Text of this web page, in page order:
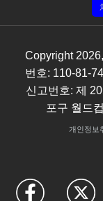
Copyright 2026
번호: 110-81-
신고번호: 제
포구 월드
개인정보